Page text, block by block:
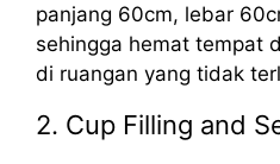
panjang 60cm, lebar
sehingga hemat tempat
di ruangan yang tidak
2. Cup Filling and